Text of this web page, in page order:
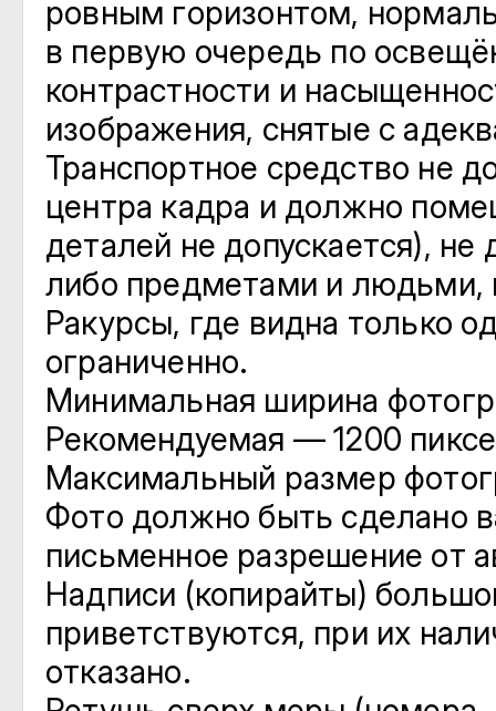
ровным горизонтом,
в первую очередь по
контрастности и
изображения, снятые с
Транспортное средство не
центра кадра и должно
деталей не допускается),
либо предметами и людьми,
Ракурсы, где видна только
ограниченно.
Минимальная ширина
Рекомендуемая — 1200
Максимальный размер
Фото должно быть сделано
письменное разрешение от
Надписи (копирайты)
приветствуются, при их
отказано.